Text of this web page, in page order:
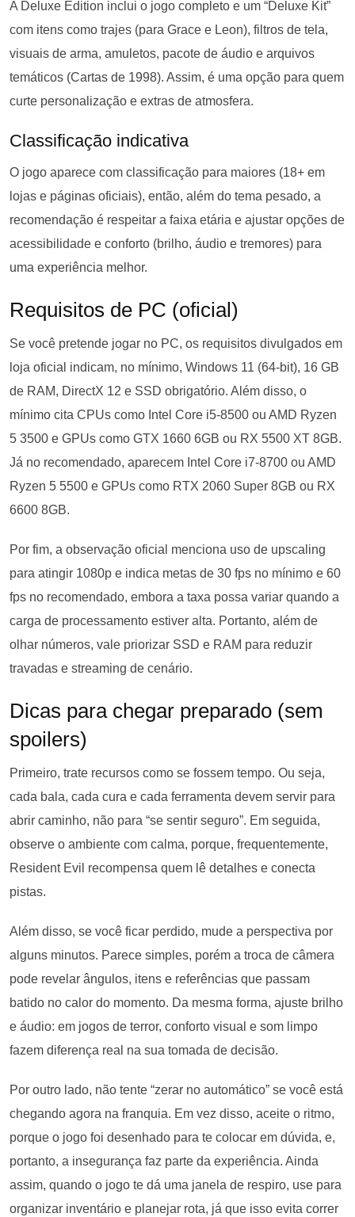
A Deluxe Edition inclui o jogo completo e um “Deluxe Kit”
com itens como trajes (para Grace e Leon), filtros de tela,
visuais de arma, amuletos, pacote de áudio e arquivos
temáticos (Cartas de 1998). Assim, é uma opção para quem
curte personalização e extras de atmosfera.
Classificação indicativa
O jogo aparece com classificação para maiores (18+ em
lojas e páginas oficiais), então, além do tema pesado, a
recomendação é respeitar a faixa etária e ajustar opções de
acessibilidade e conforto (brilho, áudio e tremores) para
uma experiência melhor.
Requisitos de PC (oficial)
Se você pretende jogar no PC, os requisitos divulgados em
loja oficial indicam, no mínimo, Windows 11 (64-bit), 16 GB
de RAM, DirectX 12 e SSD obrigatório. Além disso, o
mínimo cita CPUs como Intel Core i5-8500 ou AMD Ryzen
5 3500 e GPUs como GTX 1660 6GB ou RX 5500 XT 8GB.
Já no recomendado, aparecem Intel Core i7-8700 ou AMD
Ryzen 5 5500 e GPUs como RTX 2060 Super 8GB ou RX
6600 8GB.
Por fim, a observação oficial menciona uso de upscaling
para atingir 1080p e indica metas de 30 fps no mínimo e 60
fps no recomendado, embora a taxa possa variar quando a
carga de processamento estiver alta. Portanto, além de
olhar números, vale priorizar SSD e RAM para reduzir
travadas e streaming de cenário.
Dicas para chegar preparado (sem
spoilers)
Primeiro, trate recursos como se fossem tempo. Ou seja,
cada bala, cada cura e cada ferramenta devem servir para
abrir caminho, não para “se sentir seguro”. Em seguida,
observe o ambiente com calma, porque, frequentemente,
Resident Evil recompensa quem lê detalhes e conecta
pistas.
Além disso, se você ficar perdido, mude a perspectiva por
alguns minutos. Parece simples, porém a troca de câmera
pode revelar ângulos, itens e referências que passam
batido no calor do momento. Da mesma forma, ajuste brilho
e áudio: em jogos de terror, conforto visual e som limpo
fazem diferença real na sua tomada de decisão.
Por outro lado, não tente “zerar no automático” se você está
chegando agora na franquia. Em vez disso, aceite o ritmo,
porque o jogo foi desenhado para te colocar em dúvida, e,
portanto, a insegurança faz parte da experiência. Ainda
assim, quando o jogo te dá uma janela de respiro, use para
organizar inventário e planejar rota, já que isso evita correr